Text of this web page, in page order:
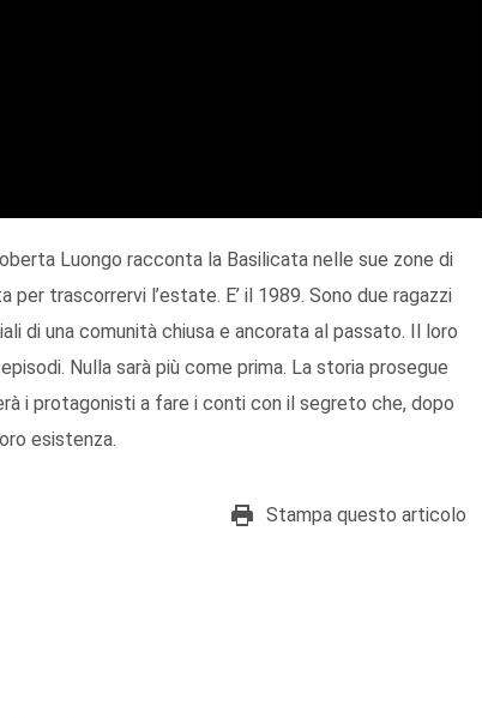
Luongo racconta la Basilicata nelle sue zone di
per trascorrervi l’estate. E’ il 1989. Sono due ragazzi
di una comunità chiusa e ancorata al passato. Il loro
Nulla sarà più come prima. La storia prosegue
i protagonisti a fare i conti con il segreto che, dopo
esistenza.
Stampa questo articolo